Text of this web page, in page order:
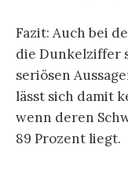
Fazit: Auch bei
die Dunkelziffer
seriösen
lässt sich damit
wenn deren
89 Prozent liegt.